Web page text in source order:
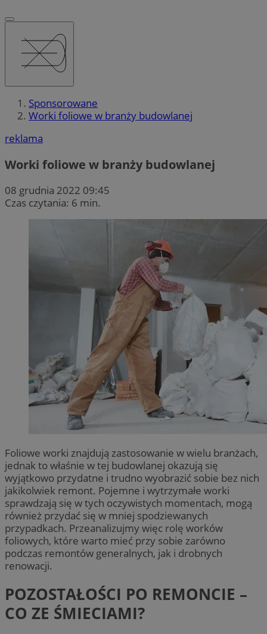
Sponsorowane
Worki foliowe w branży budowlanej
reklama
Worki foliowe w branży budowlanej
08 grudnia 2022 09:45
Czas czytania: 6 min.
Foliowe worki znajdują zastosowanie w wielu branżach,
jednak to właśnie w tej budowlanej okazują się
wyjątkowo przydatne i trudno wyobrazić sobie bez nich
jakikolwiek remont. Pojemne i wytrzymałe worki
sprawdzają się w tych oczywistych momentach, mogą
również przydać się w mniej spodziewanych
przypadkach. Przeanalizujmy więc rolę worków
foliowych, które warto mieć przy sobie zarówno
podczas remontów generalnych, jak i drobnych
renowacji.
POZOSTAŁOŚCI PO REMONCIE –
CO ZE ŚMIECIAMI?